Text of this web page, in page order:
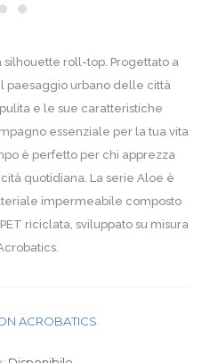
roll-top. Progettato a
paesaggio urbano delle città
e le sue caratteristiche
essenziale per la tua vita
è perfetto per chi apprezza
quotidiana. La serie Aloe è
impermeabile composto
riciclata, sviluppato su misura
ACROBATICS